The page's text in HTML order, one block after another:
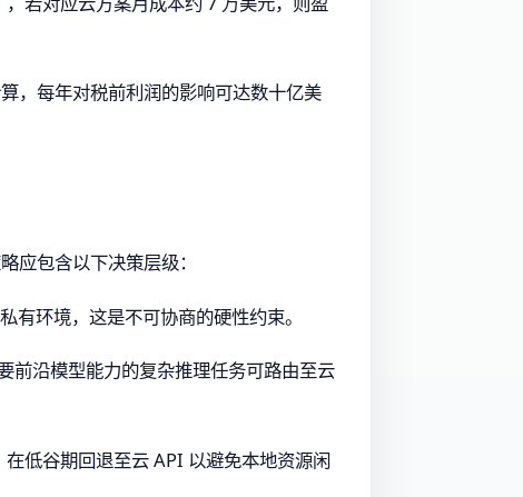
，每年对税前利润的影响可达数十亿美
包含以下决策层级：
环境，这是不可协商的硬性约束。
前沿模型能力的复杂推理任务可路由至云
低谷期回退至云 API 以避免本地资源闲